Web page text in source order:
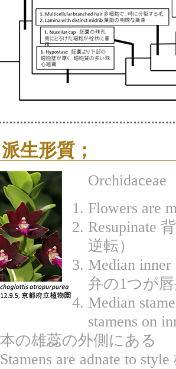
派生形質；
Orchidaceae
Flowers are
Resupinate
逆転）
Median
弁の1つが
Median
stamens on
本の雄蕊の外側にある
Stamens are adnate to